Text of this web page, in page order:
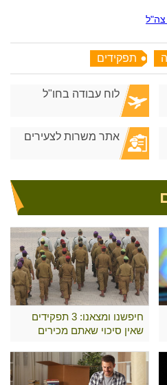
תפקידים
לוח עבודה בחו"ל
אתר משרות לצעירים
חיפשנו ומצאנו: 3 תפקידים
שאין סיכוי שאתם מכירים